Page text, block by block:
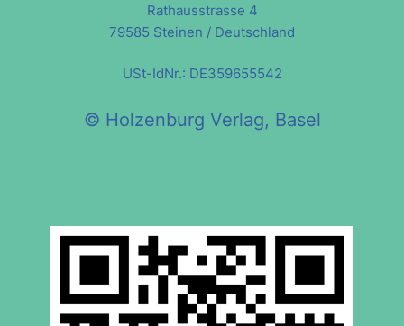
Rathausstrasse 4
79585 Steinen / Deutschland
USt-IdNr.: DE359655542
© Holzenburg Verlag, Basel